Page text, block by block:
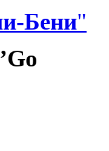
Бени"